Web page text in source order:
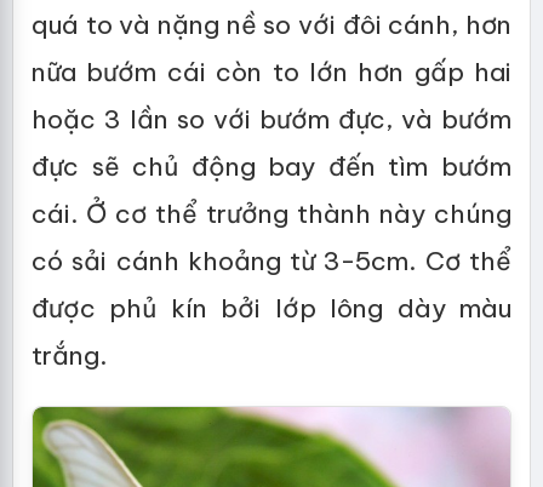
quá to và nặng nề so với đôi cánh, hơn
nữa bướm cái còn to lớn hơn gấp hai
hoặc 3 lần so với bướm đực, và bướm
đực sẽ chủ động bay đến tìm bướm
cái. Ở cơ thể trưởng thành này chúng
có sải cánh khoảng từ 3-5cm. Cơ thể
được phủ kín bởi lớp lông dày màu
trắng.